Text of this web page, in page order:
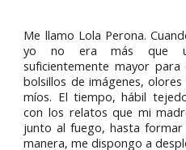
Me llamo Lola Perona.
yo no era más que
suficientemente mayor
bolsillos de imágenes,
míos. El tiempo, hábil
con los relatos que mi
junto al fuego, hasta
manera, me dispongo a